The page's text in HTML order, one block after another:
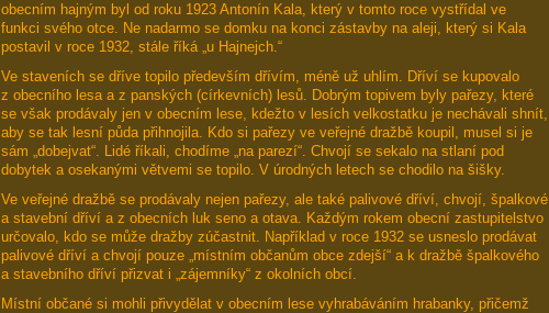
obecním hajným byl od roku 1923 Antonín Kala, který v tomto roce vystřídal ve
funkci svého otce. Ne nadarmo se domku na konci zástavby na aleji, který si Kala
postavil v roce 1932, stále říká „u Hajnejch.“
Ve staveních se dříve topilo především dřívím, méně už uhlím. Dříví se kupovalo
z obecního lesa a z panských (církevních) lesů. Dobrým topivem byly pařezy, které
se však prodávaly jen v obecním lese, kdežto v lesích velkostatku je nechávali shnít,
aby se tak lesní půda přihnojila. Kdo si pařezy ve veřejné dražbě koupil, musel si je
sám „dobejvat“. Lidé říkali, chodíme „na parezí“. Chvojí se sekalo na stlaní pod
dobytek a osekanými větvemi se topilo. V úrodných letech se chodilo na šišky.
Ve veřejné dražbě se prodávaly nejen pařezy, ale také palivové dříví, chvojí, špalkové
a stavební dříví a z obecních luk seno a otava. Každým rokem obecní zastupitelstvo
určovalo, kdo se může dražby zúčastnit. Například v roce 1932 se usneslo prodávat
palivové dříví a chvojí pouze „místním občanům obce zdejší“ a k dražbě špalkového
a stavebního dříví přizvat i „zájemníky“ z okolních obcí.
Místní občané si mohli přivydělat v obecním lese vyhrabáváním hrabanky, přičemž